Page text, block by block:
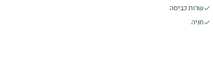
שרות כביסה
חניה